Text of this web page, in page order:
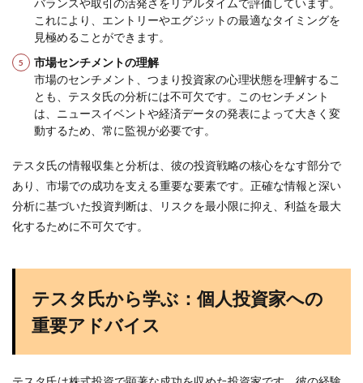
バランスや取引の活発さをリアルタイムで評価しています。
これにより、エントリーやエグジットの最適なタイミングを
見極めることができます。
市場センチメントの理解
市場のセンチメント、つまり投資家の心理状態を理解するこ
とも、テスタ氏の分析には不可欠です。このセンチメント
は、ニュースイベントや経済データの発表によって大きく変
動するため、常に監視が必要です。
テスタ氏の情報収集と分析は、彼の投資戦略の核心をなす部分で
あり、市場での成功を支える重要な要素です。正確な情報と深い
分析に基づいた投資判断は、リスクを最小限に抑え、利益を最大
化するために不可欠です。
テスタ氏から学ぶ：個人投資家への
重要アドバイス